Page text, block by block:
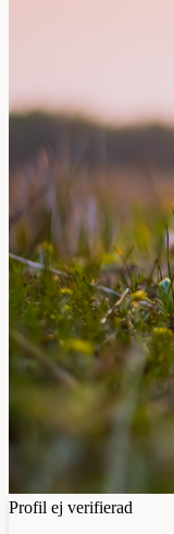
Profil ej verifierad